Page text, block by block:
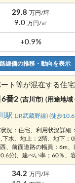
29.8 万円/坪
9.0 万円/㎡
+0.9%
路線価の推移・動向を表示
ト等が混在する住
6番2 (吉川市) (用途地域
駅(JR武蔵野線) (徒歩
況：住宅、利用状況詳細
下水、地上：2階、地下：
、前面道路の幅員：6m
分)、建ぺい率；60％、
34.2 万円/坪